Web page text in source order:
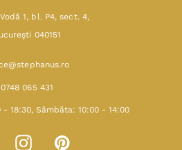
1, bl. P4, sect. 4,
040151
0748 065 431
- 18:30, Sâmbăta: 10:00 - 14:00